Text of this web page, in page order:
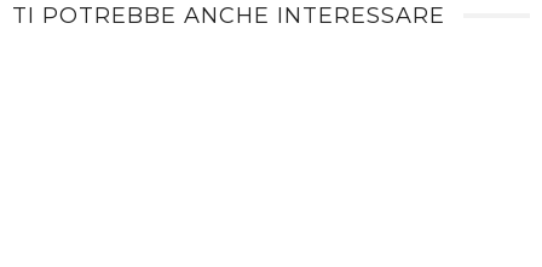
TI POTREBBE ANCHE INTERESSARE